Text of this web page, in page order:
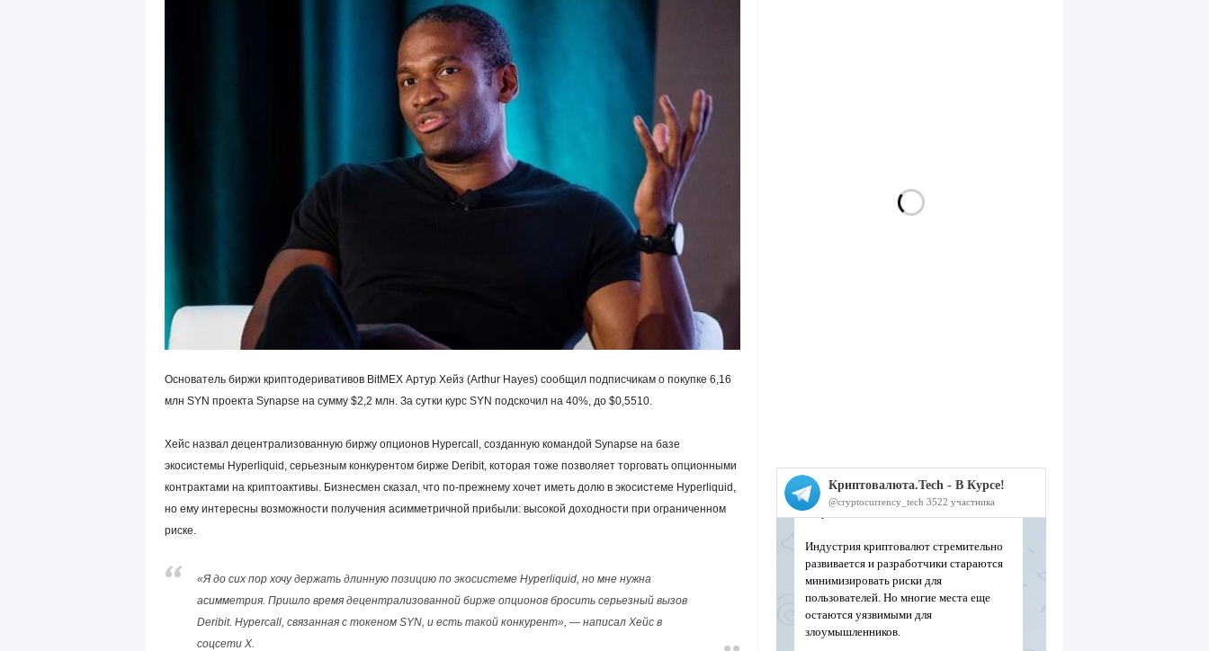
Основатель биржи криптодеривативов BitMEX Артур Хейз (Arthur Hayes) сообщил подписчикам о покупке 6,16
млн SYN проекта Synapse на сумму $2,2 млн. За сутки курс SYN подскочил на 40%, до $0,5510.
Хейс назвал децентрализованную биржу опционов Hypercall, созданную командой Synapse на базе
экосистемы Hyperliquid, серьезным конкурентом бирже Deribit, которая тоже позволяет торговать опционными
контрактами на криптоактивы. Бизнесмен сказал, что по-прежнему хочет иметь долю в экосистеме Hyperliquid,
но ему интересны возможности получения асимметричной прибыли: высокой доходности при ограниченном
риске.
«Я до сих пор хочу держать длинную позицию по экосистеме Hyperliquid, но мне нужна
асимметрия. Пришло время децентрализованной бирже опционов бросить серьезный вызов
Deribit. Hypercall, связанная с токеном SYN, и есть такой конкурент», — написал Хейс в
соцсети Х.